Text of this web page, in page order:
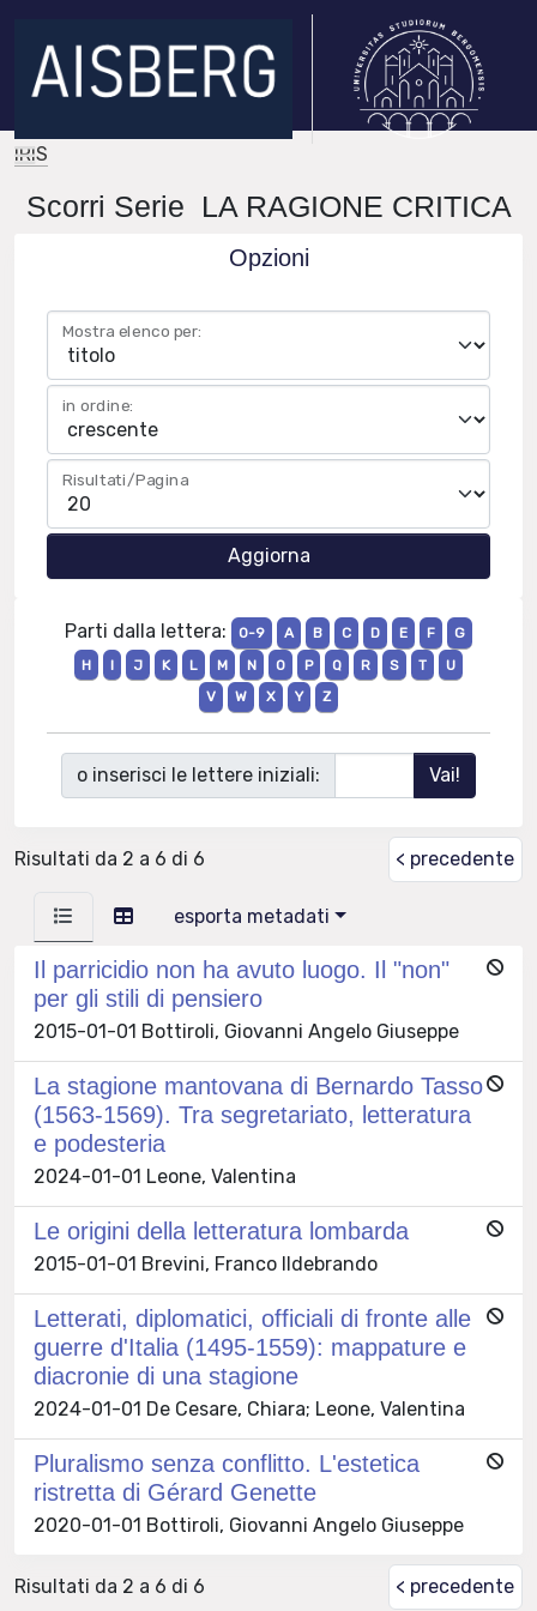
IRIS
Scorri Serie LA RAGIONE CRITICA
Opzioni
Mostra elenco per:
in ordine:
Risultati/Pagina
Parti dalla lettera: 0-9 A B C D E F
G
H
I J K L M N O P Q R S T
U
V
W X Y Z
o inserisci le lettere iniziali:
Risultati da 2 a 6 di 6 < precedente
esporta metadati
Il parricidio non ha avuto luogo. Il "non"
per gli stili di pensiero
2015-01-01 Bottiroli, Giovanni Angelo Giuseppe
La stagione mantovana di Bernardo Tasso
(1563-1569). Tra segretariato, letteratura
e podesteria
2024-01-01 Leone, Valentina
Le origini della letteratura lombarda
2015-01-01 Brevini, Franco Ildebrando
Letterati, diplomatici, officiali di fronte alle
guerre d'Italia (1495-1559): mappature e
diacronie di una stagione
2024-01-01 De Cesare, Chiara; Leone, Valentina
Pluralismo senza conflitto. L'estetica
ristretta di Gérard Genette
2020-01-01 Bottiroli, Giovanni Angelo Giuseppe
Risultati da 2 a 6 di 6 < precedente